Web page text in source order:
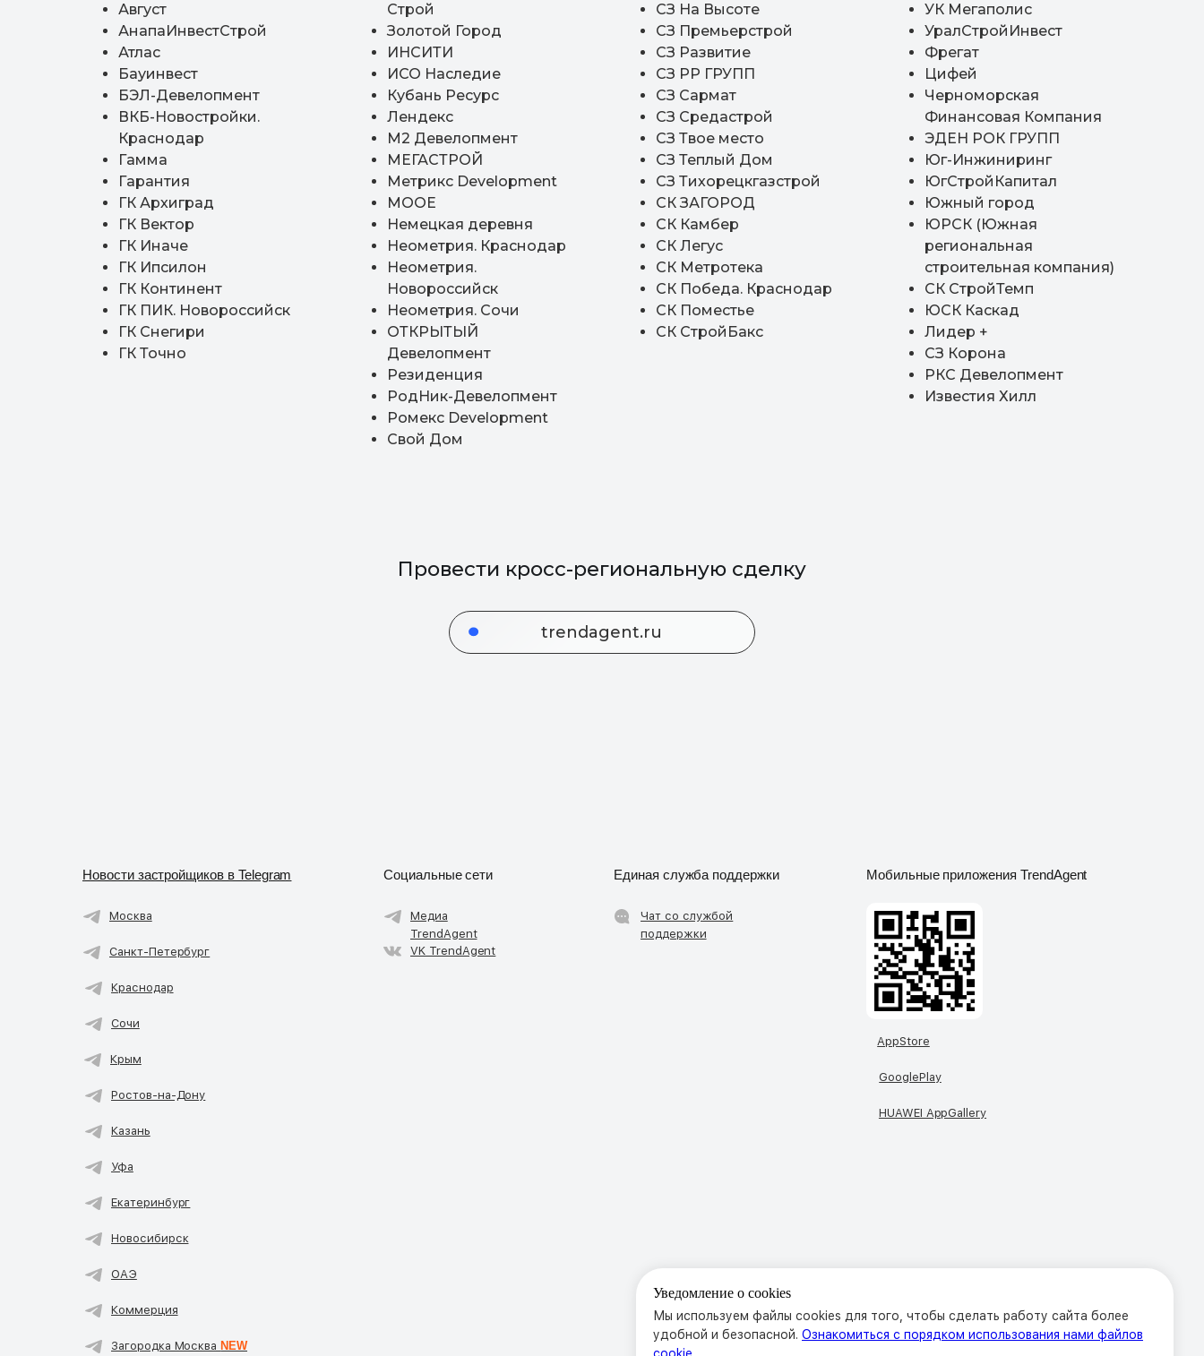
Август
АнапаИнвестСтрой
Атлас
Бауинвест
БЭЛ-Девелопмент
ВКБ-Новостройки.
Краснодар
Гамма
Гарантия
ГК Архиград
ГК Вектор
ГК Иначе
ГК Ипсилон
ГК Континент
ГК ПИК. Новороссийск
ГК Снегири
ГК Точно
Строй
Золотой Город
ИНСИТИ
ИСО Наследие
Кубань Ресурс
Лендекс
М2 Девелопмент
МЕГАСТРОЙ
Метрикс Development
МООЕ
Немецкая деревня
Неометрия. Краснодар
Неометрия.
Новороссийск
Неометрия. Сочи
ОТКРЫТЫЙ
Девелопмент
Резиденция
РодНик-Девелопмент
Ромекс Development
Свой Дом
СЗ На Высоте
СЗ Премьерстрой
СЗ Развитие
СЗ РР ГРУПП
СЗ Сармат
СЗ Средастрой
СЗ Твое место
СЗ Теплый Дом
СЗ Тихорецкгазстрой
СК ЗАГОРОД
СК Камбер
СК Легус
СК Метротека
СК Победа. Краснодар
СК Поместье
СК СтройБакс
УК Мегаполис
УралСтройИнвест
Фрегат
Цифей
Черноморская
Финансовая Компания
ЭДЕН РОК ГРУПП
Юг-Инжиниринг
ЮгСтройКапитал
Южный город
ЮРСК (Южная
региональная
строительная компания)
СК СтройТемп
ЮСК Каскад
Лидер +
СЗ Корона
РКС Девелопмент
Известия Хилл
Провести кросс-региональную сделку
Новости застройщиков в Telegram Социальные сети Единая служба поддержки Мобильные приложения TrendAgent
Медиа
TrendAgent
VK TrendAgent
Чат со службой
поддержки
AppStore
GooglePlay
HUAWEI AppGallery
Москва
Санкт-Петербург
Новосибирск
Крым
Краснодар
Казань
Ростов-на-Дону
Екатеринбург
Уфа
Сочи
ОАЭ
Коммерция
Загородка Москва NEW
Уведомление о cookies
Мы используем файлы cookies для того, чтобы сделать работу сайта более
удобной и безопасной. Ознакомиться с порядком использования нами файлов